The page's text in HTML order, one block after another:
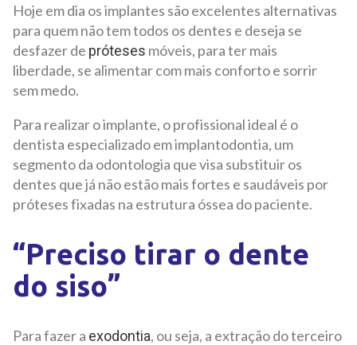
Hoje em dia os implantes são excelentes alternativas
para quem não tem todos os dentes e deseja se
desfazer de próteses móveis, para ter mais
liberdade, se alimentar com mais conforto e sorrir
sem medo.
Para realizar o implante, o profissional ideal é o
dentista especializado em implantodontia, um
segmento da odontologia que visa substituir os
dentes que já não estão mais fortes e saudáveis por
próteses fixadas na estrutura óssea do paciente.
“Preciso tirar o dente
do siso”
Para fazer a exodontia, ou seja, a extração do terceiro